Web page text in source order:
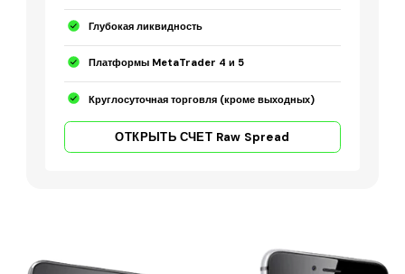
Глубокая ликвидность
Платформы MetaTrader 4 и 5
Круглосуточная торговля (кроме выходных)
ОТКРЫТЬ СЧЕТ Raw Spread